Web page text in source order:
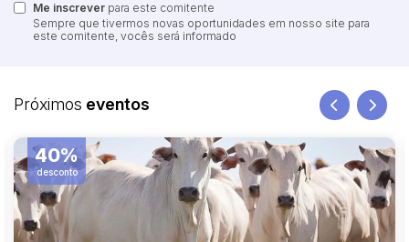
Busca por categoria
Estados Cidade
Judiciais Extrajudiciais
Faixa de valor
R$ até R$
Me inscrever para este comitente
Sempre que tivermos novas oportunidades em nosso site para
este comitente, vocês será informado
Próximos eventos
40%
desconto